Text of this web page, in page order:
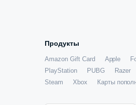
Продукты
Amazon Gift Card Apple
PlayStation
PUBG Razer
Steam
Xbox Карты